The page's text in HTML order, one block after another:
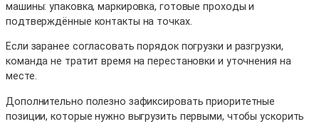
машины: упаковка, маркировка, готовые проходы и
подтверждённые контакты на точках.
Если заранее согласовать порядок погрузки и разгрузки,
команда не тратит время на перестановки и уточнения на
месте.
Дополнительно полезно зафиксировать приоритетные
позиции, которые нужно выгрузить первыми, чтобы ускорить